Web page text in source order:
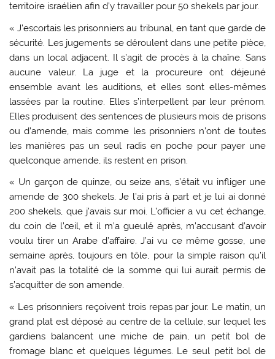
territoire israélien afin d’y travailler pour 50 shekels par jour.
« J’escortais les prisonniers au tribunal, en tant que garde de
sécurité. Les jugements se déroulent dans une petite pièce,
dans un local adjacent. Il s’agit de procès à la chaîne. Sans
aucune valeur. La juge et la procureure ont déjeuné
ensemble avant les auditions, et elles sont elles-mêmes
lassées par la routine. Elles s’interpellent par leur prénom.
Elles produisent des sentences de plusieurs mois de prisons
ou d’amende, mais comme les prisonniers n’ont de toutes
les manières pas un seul radis en poche pour payer une
quelconque amende, ils restent en prison.
« Un garçon de quinze, ou seize ans, s’était vu infliger une
amende de 300 shekels. Je l’ai pris à part et je lui ai donné
200 shekels, que j’avais sur moi. L’officier a vu cet échange,
du coin de l’œil, et il m’a gueulé après, m’accusant d’avoir
voulu tirer un Arabe d’affaire. J’ai vu ce même gosse, une
semaine après, toujours en tôle, pour la simple raison qu’il
n’avait pas la totalité de la somme qui lui aurait permis de
s’acquitter de son amende.
« Les prisonniers reçoivent trois repas par jour. Le matin, un
grand plat est déposé au centre de la cellule, sur lequel les
gardiens balancent une miche de pain, un petit bol de
fromage blanc et quelques légumes. Le seul petit bol de